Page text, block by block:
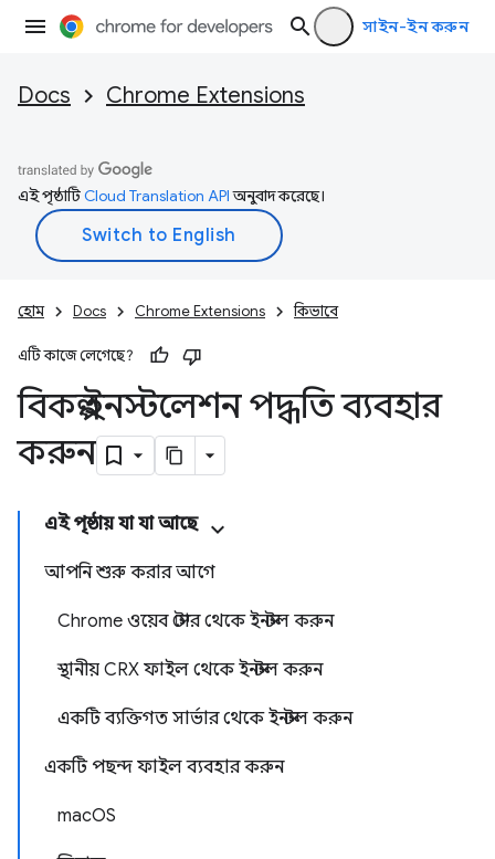
সাইন-ইন করুন
Docs Chrome Extensions
এই পৃষ্ঠাটিCloud Translation APIঅনুবাদ করেছে।
হোম Docs Chrome Extensions কিভাবে
এটি কাজে লেগেছে?
বিকল্প ইনস্টলেশন পদ্ধতি ব্যবহার
করুন
এই পৃষ্ঠায় যা যা আছে
আপনি শুরু করার আগে
Chrome ওয়েব স্টোর থেকে ইনস্টল করুন
স্থানীয় CRX ফাইল থেকে ইনস্টল করুন
একটি ব্যক্তিগত সার্ভার থেকে ইনস্টল করুন
একটি পছন্দ ফাইল ব্যবহার করুন
macOS